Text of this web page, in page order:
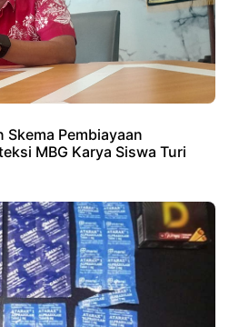
Skema Pembiayaan
MBG Karya Siswa Turi